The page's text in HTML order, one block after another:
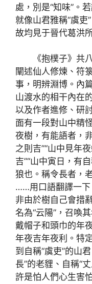
處，別是“知味”。
就像山君雅稱“虞吏
故均見于晉代葛洪
《抱樸子》共
闡述仙人修煉、符
事，明辨淵博。內
山渡水的相干內在
以及作者進修、研
面有一段對山中精
夜樹，有能語者，
之則吉”“山中見年
吉”“山中寅日，有
狼也。稱令長者，
……用口語翻譯一下
非由於樹自己會措
名為“云陽”，召喚
戴帽子和頭巾的年
年夜吉年夜利。特
到自稱“虞吏”的山
長”的老貍、自稱“
許是怕人們心生害